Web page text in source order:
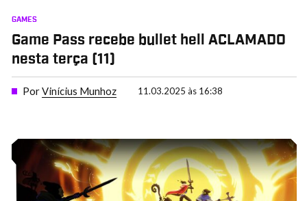
GAMES
Game Pass recebe bullet hell ACLAMADO
nesta terça (11)
PorVinícius Munhoz 11.03.2025 às 16:38